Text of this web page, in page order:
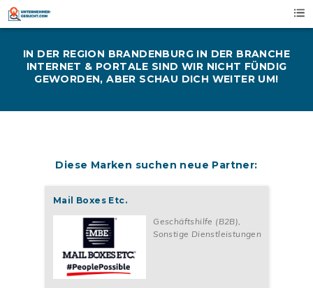
Skip
content
IN DER REGION BRANDENBURG IN DER BRANCHE
INTERNET & PORTALE SIND WIR NICHT FÜNDIG
GEWORDEN, ABER SCHAU DICH WEITER UM!
Diese Marken suchen neue Partner:
Mail Boxes Etc.
Geschäftshilfe (B2B),
Sonstige Dienstleistungen